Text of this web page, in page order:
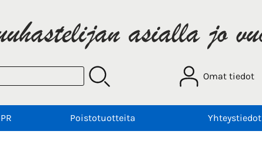
Omat tiedot
Poistotuotteita Yhteystiedot